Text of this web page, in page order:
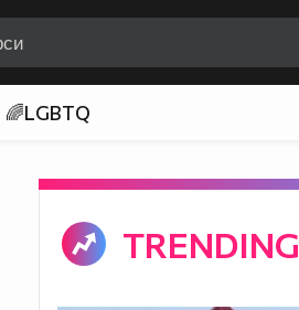
🌈LGBTQ
TRENDING